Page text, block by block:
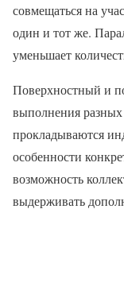
совмещаться на
один и тот же.
уменьшает
Поверхностный и
выполнения разных
прокладываются
особенности
возможность
выдерживать